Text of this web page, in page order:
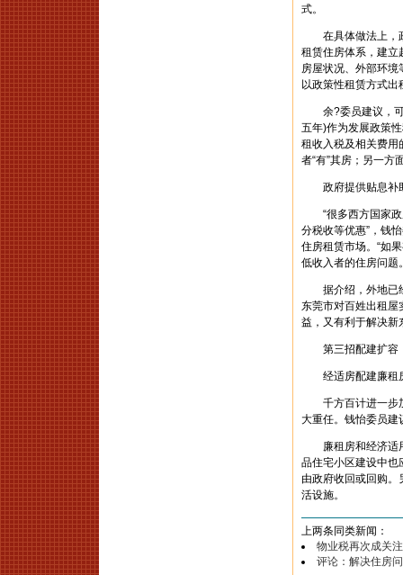
式。
在具体做法上，政
租赁住房体系，建立
房屋状况、外部环
以政策性租赁方式出
余?委员建议，可
五年)作为发展政策
租收入税及相关费用
者“有”其房；另一方
政府提供贴息补
“很多西方国家政
分税收等优惠”，钱
住房租赁市场。“如
低收入者的住房问题
据介绍，外地已经
东莞市对百姓出租屋
益，又有利于解决新
第三招配建扩容
经适房配建廉租
千方百计进一步加
大重任。钱怡委员建
廉租房和经济适用
品住宅小区建设中也
由政府收回或回购
活设施。
上两条同类新闻：
物业税再次成关
评论：解决住房